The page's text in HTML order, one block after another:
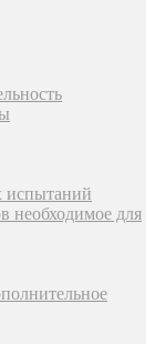
испытаний
необходимое для